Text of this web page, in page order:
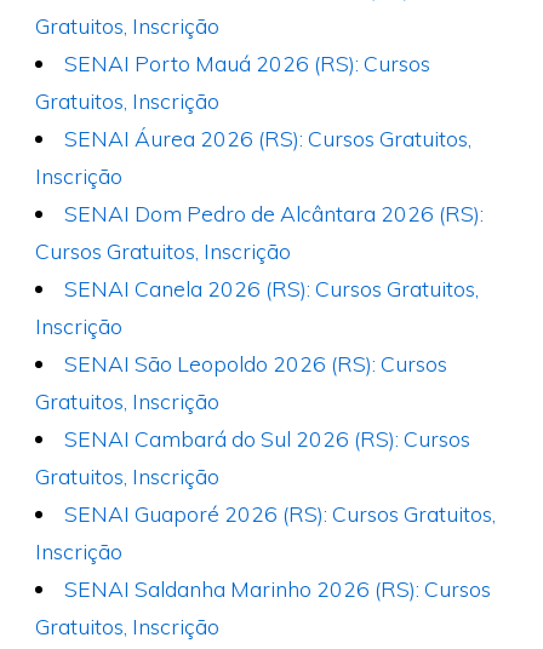
Gratuitos, Inscrição
SENAI Porto Mauá 2026 (RS): Cursos
Gratuitos, Inscrição
SENAI Áurea 2026 (RS): Cursos Gratuitos,
Inscrição
SENAI Dom Pedro de Alcântara 2026 (RS):
Cursos Gratuitos, Inscrição
SENAI Canela 2026 (RS): Cursos Gratuitos,
Inscrição
SENAI São Leopoldo 2026 (RS): Cursos
Gratuitos, Inscrição
SENAI Cambará do Sul 2026 (RS): Cursos
Gratuitos, Inscrição
SENAI Guaporé 2026 (RS): Cursos Gratuitos,
Inscrição
SENAI Saldanha Marinho 2026 (RS): Cursos
Gratuitos, Inscrição